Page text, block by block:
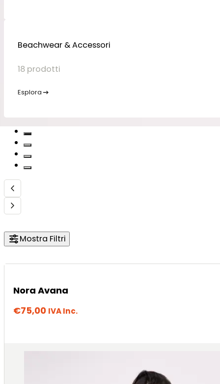
Beachwear & Accessori
18 prodotti
Esplora
Mostra Filtri
Nora Avana
€75,00 IVA Inc.